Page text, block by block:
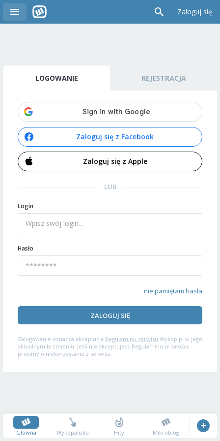
Zaloguj się
LOGOWANIE REJESTRACJA
Zaloguj się z Facebook
Zaloguj się z Apple
LUB
Login
Hasło
nie pamiętam hasła
ZALOGUJ SIĘ
Zalogowanie oznacza akceptację Regulaminu serwisu Wykop.pl w jego
aktualnym brzmieniu. Jeśli nie akceptujesz Regulaminu w całości,
prosimy o niekorzystanie z serwisu.
Główna Wykopalisko Hity Mikroblog